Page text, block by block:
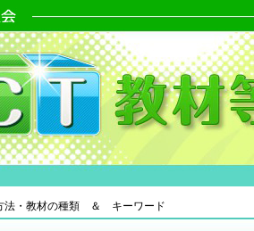
・教材の種類 ＆ キーワード